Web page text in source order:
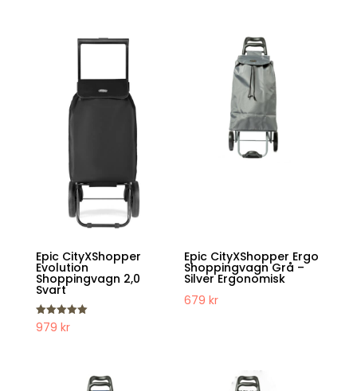
Epic CityXShopper
Evolution
Shoppingvagn 2,0
Svart
Betygsatt
5.00
979 kr
Epic CityXShopper Ergo
Shoppingvagn Grå –
Silver Ergonomisk
679kr